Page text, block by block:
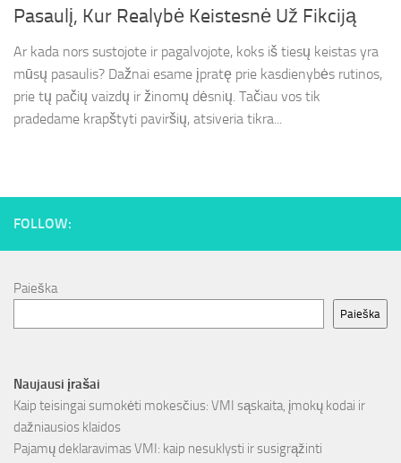
Pasaulį, Kur Realybė Keistesnė Už Fikciją
Ar kada nors sustojote ir pagalvojote, koks iš tiesų keistas yra
mūsų pasaulis? Dažnai esame įpratę prie kasdienybės rutinos,
prie tų pačių vaizdų ir žinomų dėsnių. Tačiau vos tik
pradedame krapštyti paviršių, atsiveria tikra...
FOLLOW:
Paieška
Paieška
Naujausi įrašai
Kaip teisingai sumokėti mokesčius: VMI sąskaita, įmokų kodai ir
dažniausios klaidos
Pajamų deklaravimas VMI: kaip nesuklysti ir susigrąžinti